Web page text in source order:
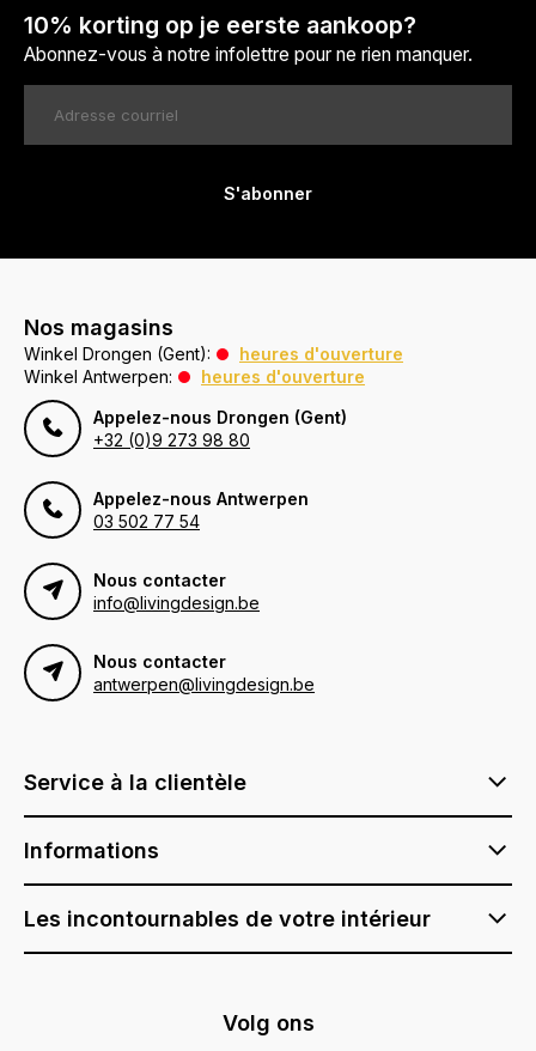
10% korting op je eerste aankoop?
Abonnez-vous à notre infolettre pour ne rien manquer.
S'abonner
Nos magasins
Winkel Drongen (Gent):
heures d'ouverture
Winkel Antwerpen:
heures d'ouverture
Appelez-nous Drongen (Gent)
+32 (0)9 273 98 80
Appelez-nous Antwerpen
03 502 77 54
Nous contacter
info@livingdesign.be
Nous contacter
antwerpen@livingdesign.be
Service à la clientèle
Informations
Les incontournables de votre intérieur
Volg ons